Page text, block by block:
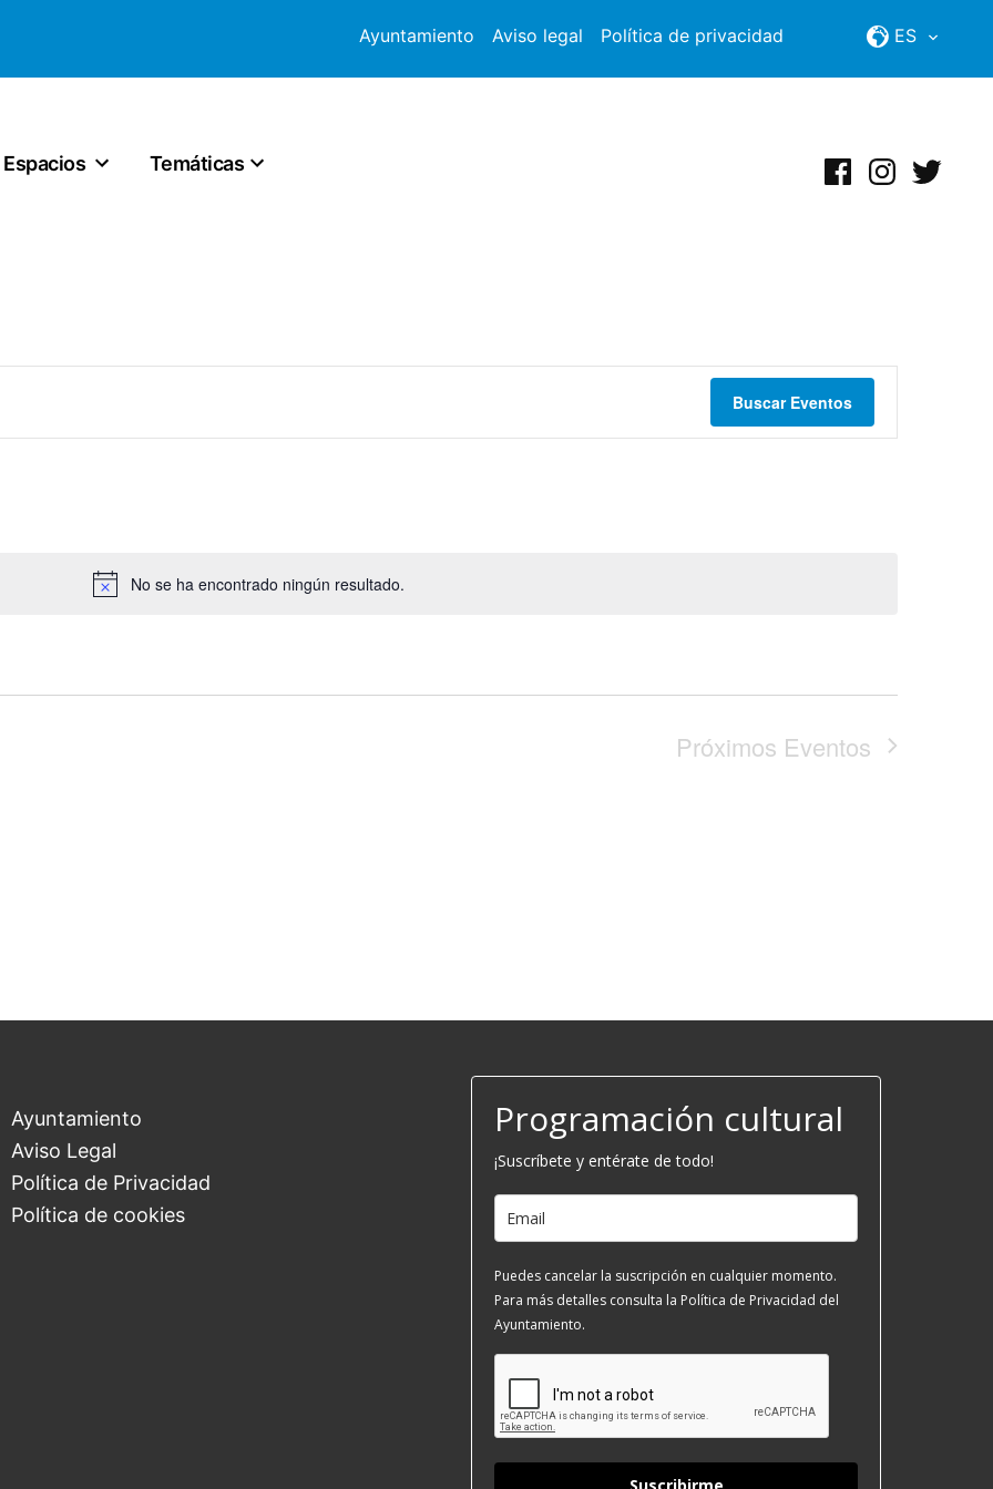
ES
Ayuntamiento Aviso legal Política de privacidad
Espacios Temáticas Facebook
Instagram
Twitter
Aviso
No se ha encontrado ningún resultado.
Buscar Eventos
Próximos Eventos
Ayuntamiento
Aviso Legal
Política de Privacidad
Política de cookies
Programación cultural
¡Suscríbete y entérate de todo!
Puedes cancelar la suscripción en cualquier momento.
Para más detalles consulta la Política de Privacidad del
Ayuntamiento.